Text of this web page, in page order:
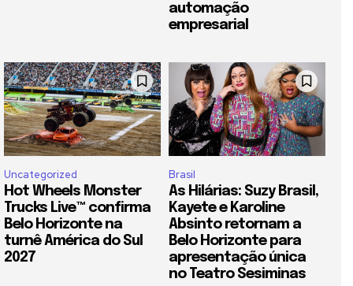
automação
empresarial
Uncategorized
Hot Wheels Monster
Trucks Live™ confirma
Belo Horizonte na
turnê América do Sul
2027
Brasil
As Hilárias: Suzy Brasil,
Kayete e Karoline
Absinto retornam a
Belo Horizonte para
apresentação única
no Teatro Sesiminas